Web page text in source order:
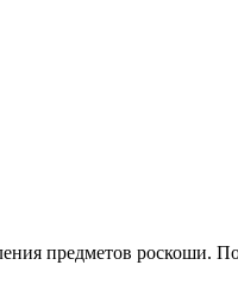
предметов роскоши.